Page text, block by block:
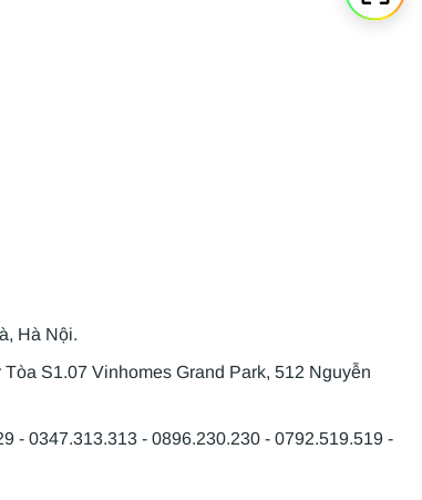
Hà Nội.
S1.07 Vinhomes Grand Park, 512 Nguyễn
- 0347.313.313 - 0896.230.230 - 0792.519.519 -